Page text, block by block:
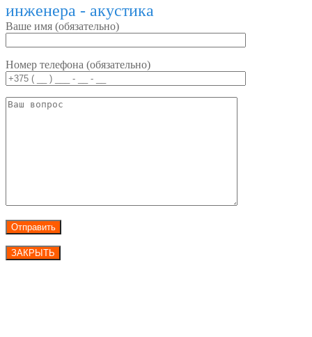
инженера - акустика
Ваше имя (обязательно)
Номер телефона (обязательно)
ЗАКРЫТЬ